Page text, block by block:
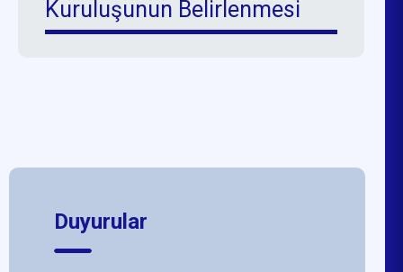
Kuruluşunun Belirlenmesi
Duyurular